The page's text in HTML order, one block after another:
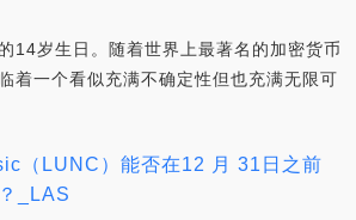
14岁生日。随着世界上最著名的加密货币
着一个看似充满不确定性但也充满无限可
（LUNC）能否在12 月 31日之前
_LAS